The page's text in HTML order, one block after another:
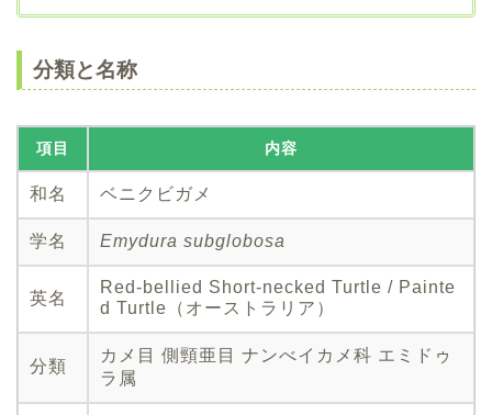
分類と名称
項目 内容
和名 ベニクビガメ
学名 Emydura subglobosa
英名
Red-bellied Short-necked Turtle / Painte
d Turtle（オーストラリア）
分類
カメ目 側頸亜目 ナンべイカメ科 エミドゥ
ラ属